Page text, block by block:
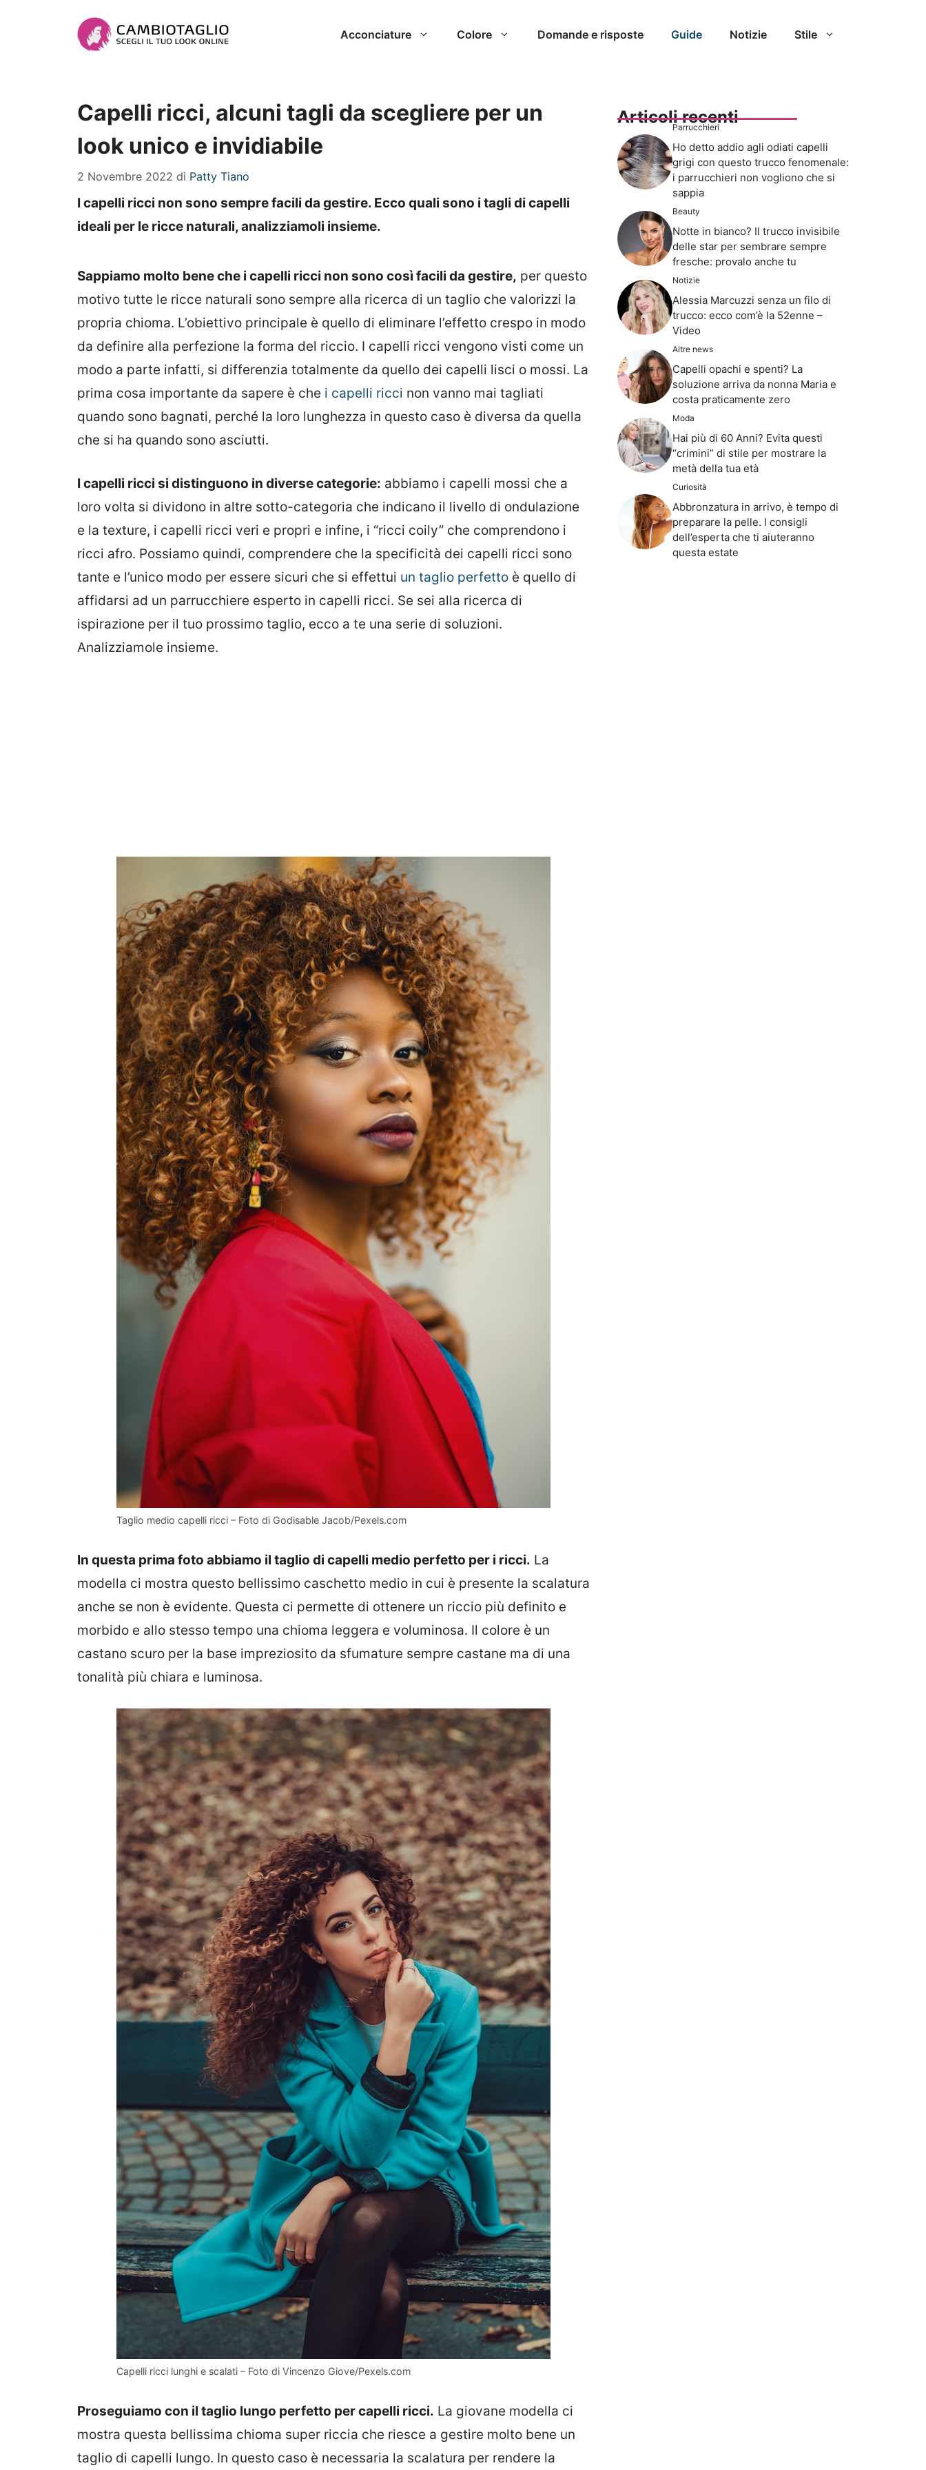
Acconciature Colore Domande e risposte Guide Notizie Stile
Capelli ricci, alcuni tagli da scegliere per un
look unico e invidiabile
2 Novembre 2022 di Patty Tiano
I capelli ricci non sono sempre facili da gestire. Ecco quali sono i tagli di capelli
ideali per le ricce naturali, analizziamoli insieme.
Sappiamo molto bene che i capelli ricci non sono così facili da gestire, per questo
motivo tutte le ricce naturali sono sempre alla ricerca di un taglio che valorizzi la
propria chioma. L’obiettivo principale è quello di eliminare l’effetto crespo in modo
da definire alla perfezione la forma del riccio. I capelli ricci vengono visti come un
modo a parte infatti, si differenzia totalmente da quello dei capelli lisci o mossi. La
prima cosa importante da sapere è che i capelli ricci non vanno mai tagliati
quando sono bagnati, perché la loro lunghezza in questo caso è diversa da quella
che si ha quando sono asciutti.
I capelli ricci si distinguono in diverse categorie: abbiamo i capelli mossi che a
loro volta si dividono in altre sotto-categoria che indicano il livello di ondulazione
e la texture, i capelli ricci veri e propri e infine, i “ricci coily” che comprendono i
ricci afro. Possiamo quindi, comprendere che la specificità dei capelli ricci sono
tante e l’unico modo per essere sicuri che si effettui un taglio perfetto è quello di
affidarsi ad un parrucchiere esperto in capelli ricci. Se sei alla ricerca di
ispirazione per il tuo prossimo taglio, ecco a te una serie di soluzioni.
Analizziamole insieme.
Taglio medio capelli ricci – Foto di Godisable Jacob/Pexels.com
In questa prima foto abbiamo il taglio di capelli medio perfetto per i ricci. La
modella ci mostra questo bellissimo caschetto medio in cui è presente la scalatura
anche se non è evidente. Questa ci permette di ottenere un riccio più definito e
morbido e allo stesso tempo una chioma leggera e voluminosa. Il colore è un
castano scuro per la base impreziosito da sfumature sempre castane ma di una
tonalità più chiara e luminosa.
Capelli ricci lunghi e scalati – Foto di Vincenzo Giove/Pexels.com
Proseguiamo con il taglio lungo perfetto per capelli ricci. La giovane modella ci
mostra questa bellissima chioma super riccia che riesce a gestire molto bene un
taglio di capelli lungo. In questo caso è necessaria la scalatura per rendere la
Articoli recenti
Parrucchieri
Ho detto addio agli odiati capelli
grigi con questo trucco fenomenale:
i parrucchieri non vogliono che si
sappia
Beauty
Notte in bianco? Il trucco invisibile
delle star per sembrare sempre
fresche: provalo anche tu
Notizie
Alessia Marcuzzi senza un filo di
trucco: ecco com’è la 52enne –
Video
Altre news
Capelli opachi e spenti? La
soluzione arriva da nonna Maria e
costa praticamente zero
Moda
Hai più di 60 Anni? Evita questi
“crimini” di stile per mostrare la
metà della tua età
Curiosità
Abbronzatura in arrivo, è tempo di
preparare la pelle. I consigli
dell’esperta che ti aiuteranno
questa estate